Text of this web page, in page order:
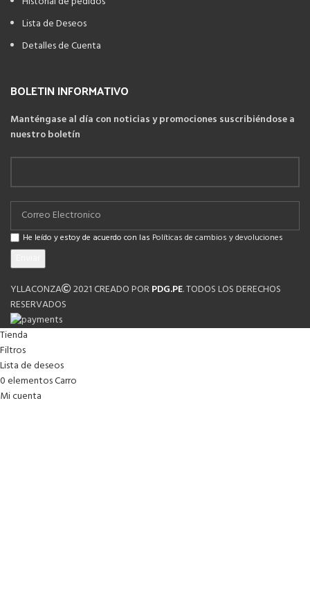
Lista de Deseos
Detalles de Cuenta
BOLETIN INFORMATIVO
Manténgase al día con noticias y promociones suscribiéndose a
nuestro boletín
He leído y estoy de acuerdo con las Políticas de cambios y devoluciones
YLLACONZA 2021 CREADO PORPDG.PE. TODOS LOS DERECHOS
RESERVADOS
Tienda
Filtros
Lista de deseos
0elementosCarro
Mi cuenta